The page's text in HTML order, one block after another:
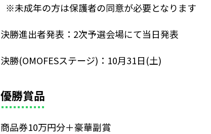
※未成年の方は保護者の同意が必要となります
決勝進出者発表：2次予選会場にて当日発表
決勝(OMOFESステージ)：10月31日(土)
優勝賞品
商品券10万円分＋豪華副賞